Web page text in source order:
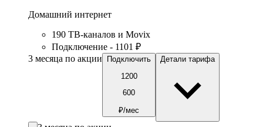
Домашний интернет
190 ТВ-каналов и Movix
Подключение - 1101 ₽
3 месяца по акции
Подключить
1200
600
₽/мес
Детали тарифа